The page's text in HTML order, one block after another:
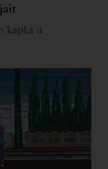
kapta a